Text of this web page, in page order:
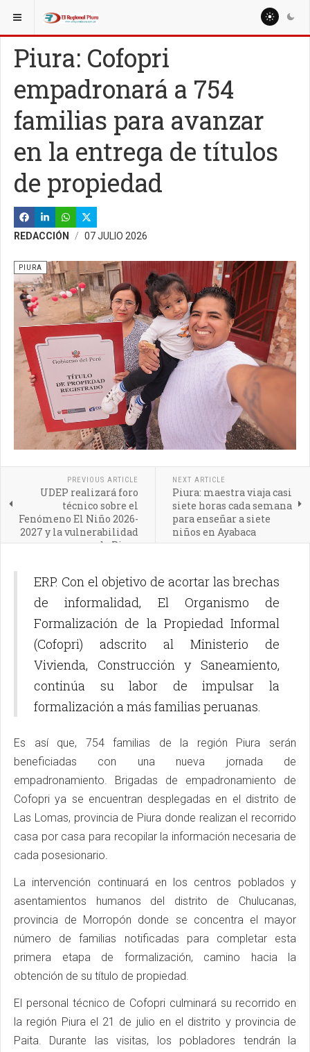
ESTÁ AQUÍ: REGIÓN PIURA
Piura: Cofopri
empadronará a 754
familias para avanzar
en la entrega de títulos
de propiedad
REDACCIÓN 07 JULIO 2026
PIURA
PREVIOUS ARTICLE
UDEP realizará foro
técnico sobre el
Fenómeno El Niño 2026-
2027 y la vulnerabilidad
de Piura
NEXT ARTICLE
Piura: maestra viaja casi
siete horas cada semana
para enseñar a siete
niños en Ayabaca
ERP. Con el objetivo de acortar las brechas
de informalidad, El Organismo de
Formalización de la Propiedad Informal
(Cofopri) adscrito al Ministerio de
Vivienda, Construcción y Saneamiento,
continúa su labor de impulsar la
formalización a más familias peruanas.
Es así que, 754 familias de la región Piura serán
beneficiadas con una nueva jornada de
empadronamiento. Brigadas de empadronamiento de
Cofopri ya se encuentran desplegadas en el distrito de
Las Lomas, provincia de Piura donde realizan el recorrido
casa por casa para recopilar la información necesaria de
cada posesionario.
La intervención continuará en los centros poblados y
asentamientos humanos del distrito de Chulucanas,
provincia de Morropón donde se concentra el mayor
número de familias notificadas para completar esta
primera etapa de formalización, camino hacia la
obtención de su título de propiedad.
El personal técnico de Cofopri culminará su recorrido en
la región Piura el 21 de julio en el distrito y provincia de
Paita. Durante las visitas, los pobladores tendrán la